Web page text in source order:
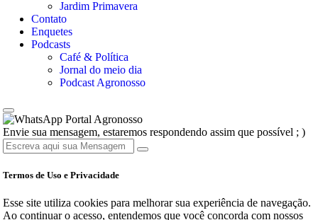
Jardim Primavera
Contato
Enquetes
Podcasts
Café & Política
Jornal do meio dia
Podcast Agronosso
Portal Agronosso
Envie sua mensagem, estaremos respondendo assim que possível ; )
Termos de Uso e Privacidade
Esse site utiliza cookies para melhorar sua experiência de navegação.
Ao continuar o acesso, entendemos que você concorda com nossos